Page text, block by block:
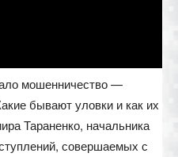
мошенничество —
бывают уловки и как их
Тараненко, начальника
совершаемых с